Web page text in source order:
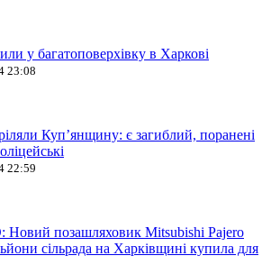
у багатоповерхівку в Харкові
23:08
Купʼянщину: є загиблий, поранені
22:59
позашляховик Mitsubishi Pajero
сільрада на Харківщині купила для